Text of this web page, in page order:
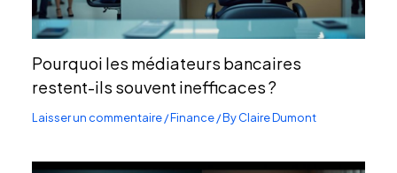
Pourquoi les médiateurs bancaires
restent-ils souvent inefficaces ?
Laisser un commentaire/Finance/ ByClaire Dumont